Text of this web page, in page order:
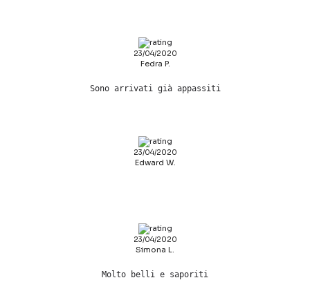
23/04/2020
Fedra P.
Sono arrivati già appassiti
23/04/2020
Edward W.
23/04/2020
Simona L.
Molto belli e saporiti